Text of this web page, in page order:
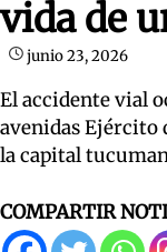
vida de
junio 23, 2026
El accidente vial
avenidas Ejército
la capital
COMPARTIR